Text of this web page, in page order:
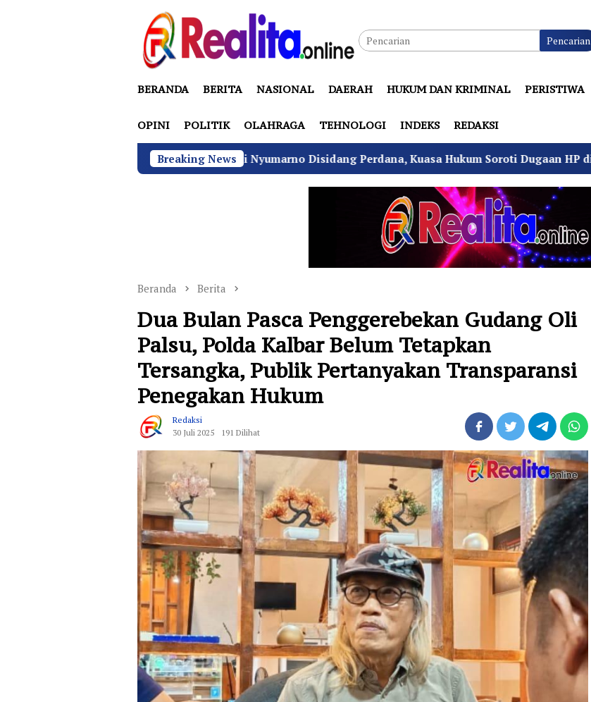
Pencarian
BERANDA BERITA NASIONAL DAERAH HUKUM DAN KRIMINAL PERISTIWA
OPINI POLITIK OLAHRAGA TEHNOLOGI INDEKS REDAKSI
Breaking News
Anggota DPRD Bekasi Nyumarno Disidang Perdana, Kuasa Hukum Soroti Dugaan HP di Rutan Cipayung
Beranda Berita
Dua Bulan Pasca Penggerebekan Gudang Oli
Palsu, Polda Kalbar Belum Tetapkan
Tersangka, Publik Pertanyakan Transparansi
Penegakan Hukum
Redaksi
30 Juli 2025
191 Dilihat